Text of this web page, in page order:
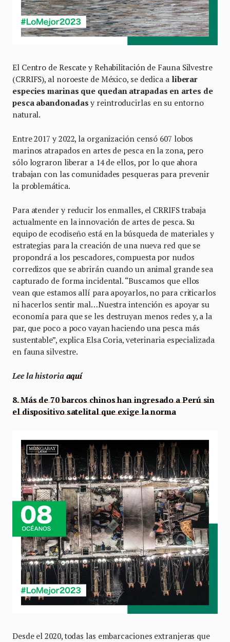
El Centro de Rescate y Rehabilitación de Fauna Silvestre
(CRRIFS), al noroeste de México, se dedica aliberar
especies marinas que quedan atrapadas en artes de
pesca abandonadas y reintroducirlas en su entorno
natural.
Entre 2017 y 2022, la organización censó 607 lobos
marinos atrapados en artes de pesca en la zona, pero
sólo lograron liberar a 14 de ellos, por lo que ahora
trabajan con las comunidades pesqueras para prevenir
la problemática.
Para atender y reducir los enmalles, el CRRIFS trabaja
actualmente en la innovación de artes de pesca. Su
equipo de ecodiseño está en la búsqueda de materiales y
estrategias para la creación de una nueva red que se
propondrá a los pescadores, compuesta por nudos
corredizos que se abrirán cuando un animal grande sea
capturado de forma incidental. “Buscamos que ellos
vean que estamos allí para apoyarlos, no para criticarlos
ni hacerlos sentir mal…Nuestra intención es apoyar su
economía para que se les destruyan menos redes y, a la
par, que poco a poco vayan haciendo una pesca más
sustentable”, explica Elsa Coria, veterinaria especializada
en fauna silvestre.
Lee la historia aquí
8. Más de 70 barcos chinos han ingresado a Perú sin
el dispositivo satelital que exige la norma
Desde el 2020, todas las embarcaciones extranjeras que